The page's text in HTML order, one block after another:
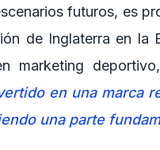
futuros, es
de Inglaterra en la
marketing
en una marca
una parte